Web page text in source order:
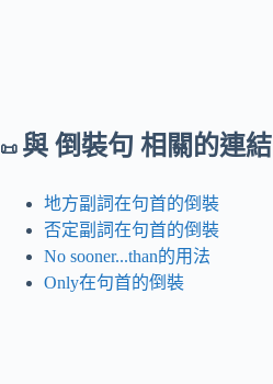
📜 與 倒裝句 相關的連結
地方副詞在句首的倒裝
否定副詞在句首的倒裝
No sooner...than的用法
Only在句首的倒裝